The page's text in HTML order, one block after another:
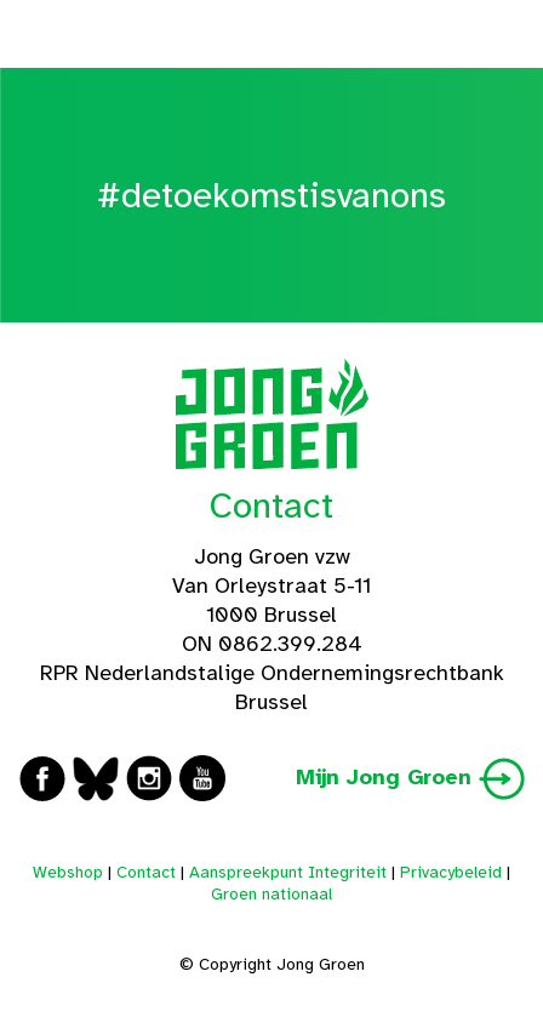
#detoekomstisvanons
Contact
Jong Groen vzw
Van Orleystraat 5-11
1000 Brussel
ON 0862.399.284
RPR Nederlandstalige Ondernemingsrechtbank
Brussel
Mijn Jong Groen
Webshop | Contact | Aanspreekpunt Integriteit | Privacybeleid |
Groen nationaal
© Copyright Jong Groen